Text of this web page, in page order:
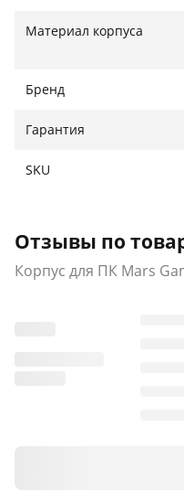
Материал корпуса
Бренд
Гарантия
SKU
Отзывы по
Корпус для ПК Mars